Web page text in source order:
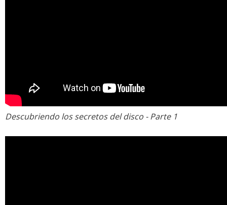
Descubriendo los secretos del disco - Parte 1